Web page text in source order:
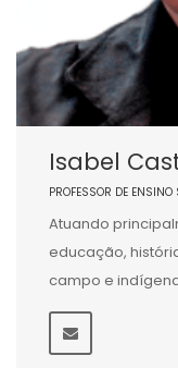
Isabel
PROFESSOR DE ENSINO
Atuando
educação,
campo e